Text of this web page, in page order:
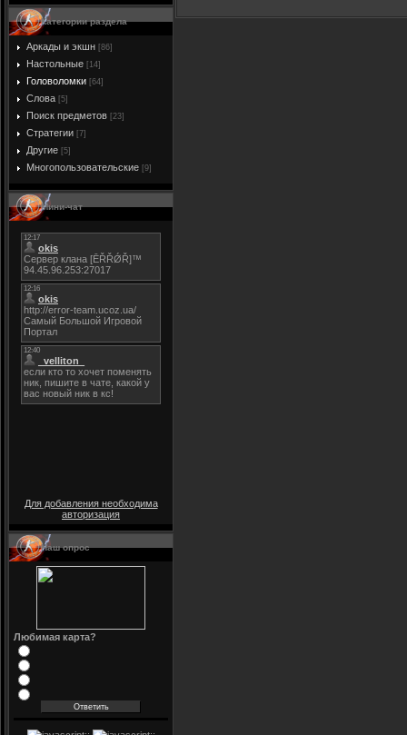
Категории раздела
Аркады и экшн [86]
Настольные [14]
Головоломки [64]
Слова [5]
Поиск предметов [23]
Стратегии [7]
Другие [5]
Многопользовательские [9]
Мини-чат
Для добавления необходима
авторизация
Наш опрос
Любимая карта?